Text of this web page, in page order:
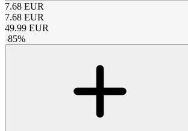
7.68 EUR
7.68 EUR
49.99 EUR
-85%